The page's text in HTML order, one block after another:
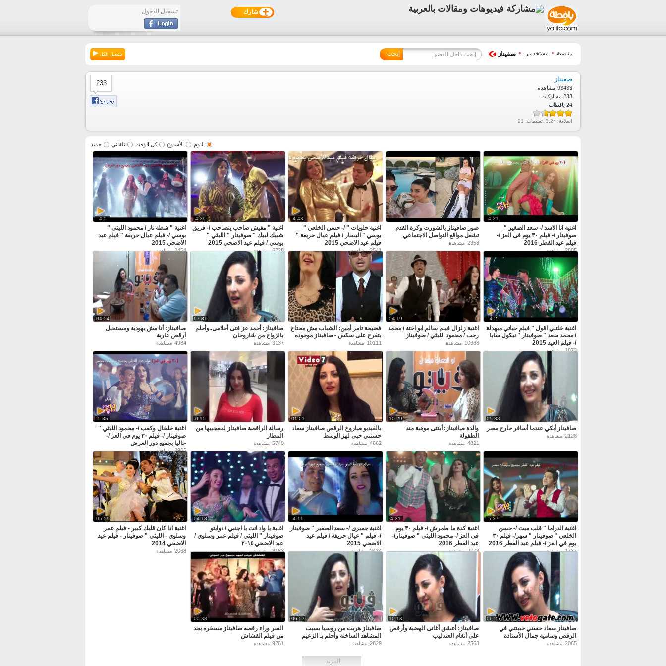
شارك تسجيل الدخول
رئيسية > مستخدمين > صفيناز تشغيل الكل إبحث
صفيناز
93433 مشاهدة
233 مشاركات
24 يافطات
العلامة: 3.24 , تقييمات: 21
233
اليوم الأسبوع كل الوقت تلقائي جديد
4:31
اغنية انا الاسد /- سعد الصغير "
صوفينار /- فيلم ٣٠ يوم فى العز /-
فيلم عيد الفطر 2016
2805مشاهدة
صور صافيناز بالشورت وكرة القدم
تشعل مواقع التواصل الاجتماعي
2358 مشاهدة
4:48
اغنية حلويات " /- حسن الخلعي "
بوسي " اليسار / فيلم عيال حريفة "
فيلم عيد الاضحي 2015
2541مشاهدة
4:39
اغنية " مفيش صاحب يتصاحب /- فريق
شبيك لبيك " صوفينار " الليثي "
بوسي / فيلم عيد الاضحي 2015
6728مشاهدة
4:5
اغنية " شطة نار / محمود الليثى "
بوسي /- فيلم عيال حريفة " فيلم عيد
الاضحي 2015
2454مشاهدة
4:2
اغنية خلتني اقول " فيلم حياتي مبهدلة
/ محمد سعد " صوفينار " نيكول سابا
/- فيلم العيد 2015
1873مشاهدة
04:19
اغنية زلزال فيلم سالم ابو اختة / محمد
رجب / محمود الليثي / صوفيناز
10668 مشاهدة
فضيحة تامر أمين: الشباب مش محتاج
يتفرج على سكس - صافيناز موجوده
10111 مشاهدة
07:31
صافيناز: أحمد عز فتى أحلامى..وأحلم
بالزواج من شاروخان
3137 مشاهدة
04:54
صافيناز: أنا مش يهودية ومستحيل
أرقص عارية
4984 مشاهدة
05:38
صافيناز أبكي عندما أسافر خارج مصر
2128 مشاهدة
10:29
والدة صافيناز: أبنتى موهبة منذ
الطفولة
4821 مشاهدة
01:01
بالفيديو صاروخ الرقص صافيناز سعاد
حسنىي حبى لهز الوسط
4662 مشاهدة
0:15
رسالة الراقصة صافيناز لمعجبيها من
المطار
5740 مشاهدة
5:35
اغنية خلخال وكعب /- محمود الليثي "
صوفينار /- فيلم ٣٠ يوم في العز /-
حاليا بجميع دور العرض
2965مشاهدة
5:37
اغنية الدراما " قلب ميت /- حسن
الخلعي " صوفينار " سهر/- فيلم ٣٠
يوم في العز /- فيلم عيد الفطر 2016
1737مشاهدة
4:31
اغنية كدة ما طمرش /- فيلم ٣٠ يوم
فى العز /- محمود الليثى " صوفينار/-
عيد الفطر 2016
2773مشاهدة
4:11
اغنية جمبرى /- سعد الصغير " صوفينار
/- فيلم " عيال حريفة / فيلم عيد
الاضحي 2015
2434مشاهدة
04:18
اغنية يا واد انت يا اجنبي / دوايتو
صوفينار " الليثي / فيلم عمر وسلوي /
عيد الاضحي ٢٠١٤
3183مشاهدة
05:59
اغنية اذا كان قلبك كبير - فيلم عمر
وسلوي - الليثي " صوفينار - فيلم عيد
الاضحي 2014
2068 مشاهدة
06:25
صافيناز سعاد حسني حببتني في
الرقص وسامية جمال الأستاذة
2065 مشاهدة
10:13
صافيناز: أعشق أغانى الهضبة وأرقص
على أنغام العندليب
2563 مشاهدة
06:57
صافيناز هربت من روسيا بسبب
المشاهد الساخنة وأحلم بـ الزعيم
2829 مشاهدة
00:38
السر وراء رقصه صافيناز مسخره بجد
من فيلم القشاش
9261 مشاهدة
المزيد